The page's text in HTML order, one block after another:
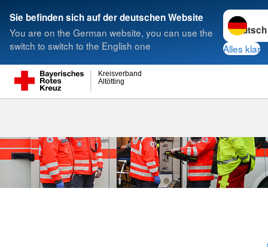
Sie befinden sich auf der deutschen Website
You are on the German website, you can use the
switch to switch to the English one
Sprache
Alles klar
Altötting
Kreisverband
Suche